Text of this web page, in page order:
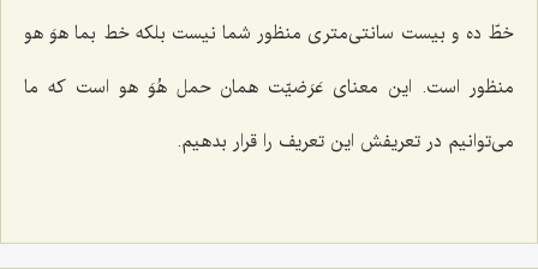
خطّ ده و بیست سانتی‌متری منظور شما نیست بلکه خط بما هوَ هو
منظور است. این معناى عَرَضیّت همان حمل هُوَ هو است که ما
مى‌توانیم در تعریفش این تعریف را قرار بدهیم.